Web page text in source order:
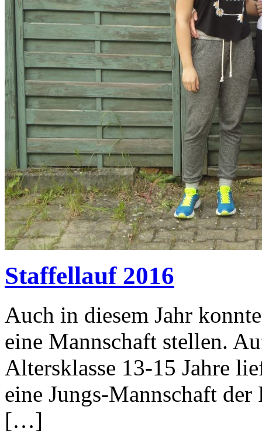
Staffellauf 2016
Auch in diesem Jahr
eine Mannschaft stellen.
Altersklasse 13-15 Jahre
eine Jungs-Mannschaft
[…]